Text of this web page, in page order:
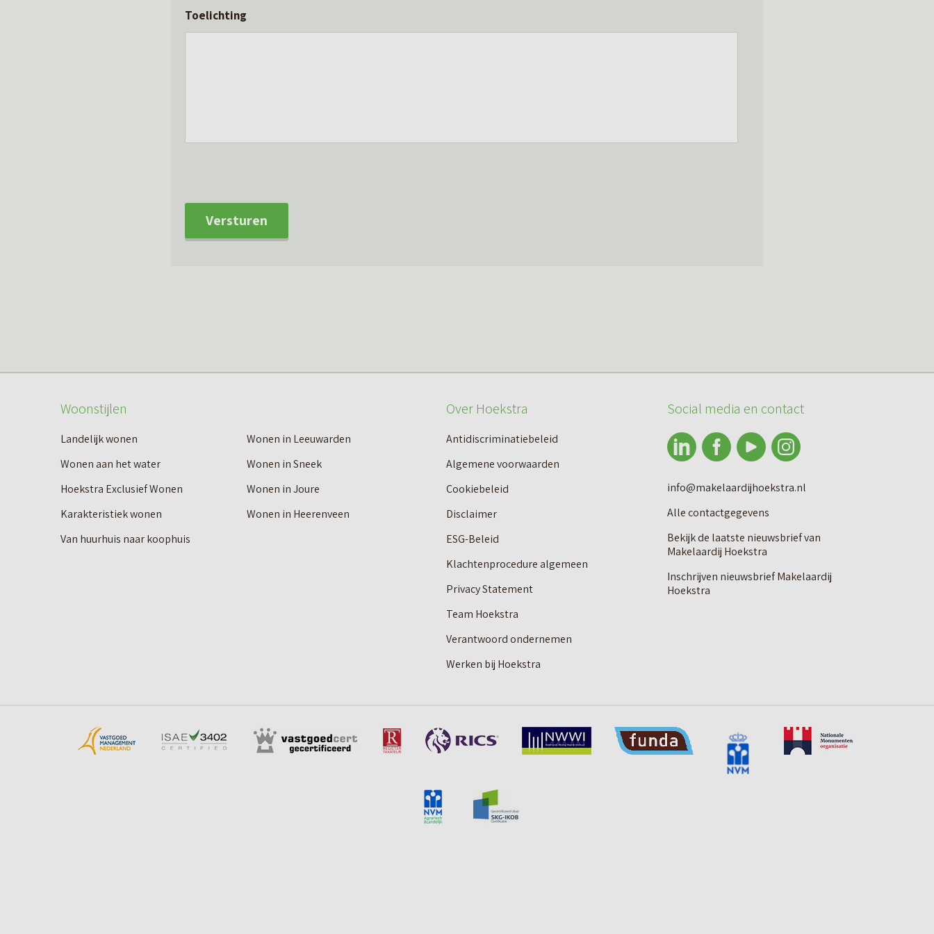
Toelichting
Versturen
Woonstijlen
Landelijk wonen
Wonen in Leeuwarden
Wonen aan het water
Wonen in Sneek
Hoekstra Exclusief Wonen
Wonen in Joure
Karakteristiek wonen
Wonen in Heerenveen
Van huurhuis naar koophuis
Over Hoekstra
Antidiscriminatiebeleid
Algemene voorwaarden
Cookiebeleid
Disclaimer
ESG-Beleid
Klachtenprocedure algemeen
Privacy Statement
Team Hoekstra
Verantwoord ondernemen
Werken bij Hoekstra
Social media en contact
info@makelaardijhoekstra.nl
Alle contactgegevens
Bekijk de laatste nieuwsbrief van
Makelaardij Hoekstra
Inschrijven nieuwsbrief Makelaardij
Hoekstra